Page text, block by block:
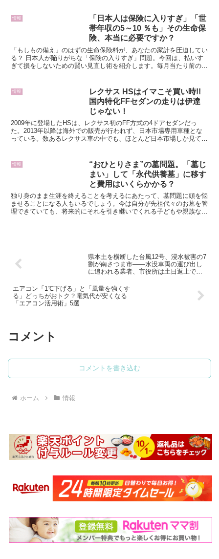
情報
「日本人は保険に入りすぎ」「世
帯年収の5～10 ％も」その生命保
険、本当に必要ですか？
「もしもの備え」のはずの生命保険料が、あなたの家計を圧迫してい
る？ 日本人が陥りがちな「保険の入りすぎ」問題。今回は、払いす
ぎて損をしないための賢い見直し術を紹介します。毎月当たり前のよ
情報
レクサス HSはイマこそ買い時!!
国内特化FFセダンの走りは伊達
じゃない！
2009年に登場したHSは、レクサス初のFF方式の4ドアセダンだっ
た。2013年以降は海外での販売が行われず、日本市場専用車種とな
っている。数あるレクサス車の中でも、ほとんど日本市場しか見てこ
情報
“おひとりさま”の墓問題。「墓じ
まい」して「永代供養墓」に移す
と費用はいくらかかる？
独り身のまま生涯を終えることを考えるにあたって、墓問題に頭を悩
ませることになる人もいるでしょう。今は自分が先祖代々のお墓を管
理できていても、将来的にそれを引き継いでくれる子どもや親族など
県本土を横断した台風12号、浸水被害の7
割が南さつま市――水没車両の運び出し
に追われる業者、市役所は土日返上で罹
エアコン「1℃下げる」と「風量を強くす
る」どっちがおトク？電気代が安くなる
「エアコン活用術」5選
コメント
コメントを書き込む
ホーム 情報